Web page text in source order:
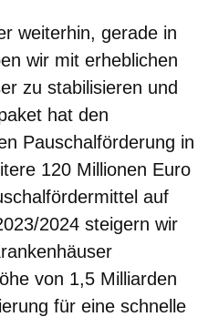
weiterhin, gerade in
wir mit erheblichen
zu stabilisieren und
hat den
Pauschalförderung in
120 Millionen Euro
auf
2024 steigern wir
von 1,5 Milliarden
für eine schnelle